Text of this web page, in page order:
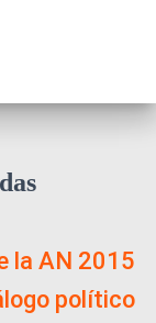
la AN 2015
político